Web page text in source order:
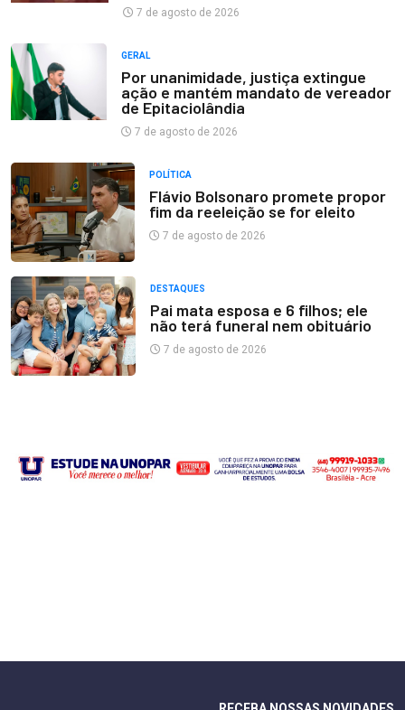
7 de agosto de 2026
GERAL
Por unanimidade, justiça extingue
ação e mantém mandato de vereador
de Epitaciolândia
7 de agosto de 2026
POLÍTICA
Flávio Bolsonaro promete propor
fim da reeleição se for eleito
7 de agosto de 2026
DESTAQUES
Pai mata esposa e 6 filhos; ele
não terá funeral nem obituário
7 de agosto de 2026